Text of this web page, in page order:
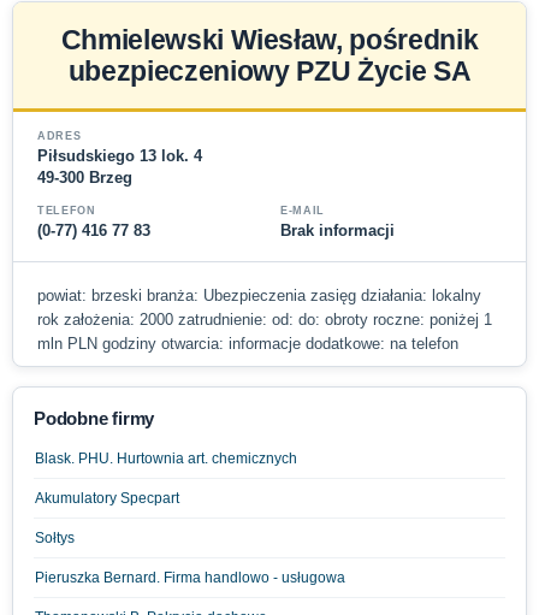
Chmielewski Wiesław, pośrednik
ubezpieczeniowy PZU Życie SA
ADRES
Piłsudskiego 13 lok. 4
49-300 Brzeg
TELEFON
(0-77) 416 77 83
E-MAIL
Brak informacji
powiat: brzeski branża: Ubezpieczenia zasięg działania: lokalny
rok założenia: 2000 zatrudnienie: od: do: obroty roczne: poniżej 1
mln PLN godziny otwarcia: informacje dodatkowe: na telefon
Podobne firmy
Blask. PHU. Hurtownia art. chemicznych
Akumulatory Specpart
Sołtys
Pieruszka Bernard. Firma handlowo - usługowa